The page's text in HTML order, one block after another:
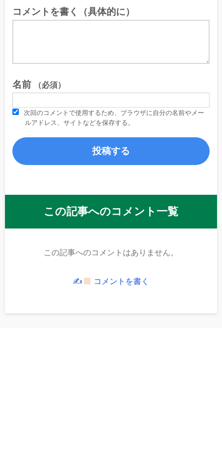
コメントを書く（具体的に）
名前 （必須）
次回のコメントで使用するため、ブラウザに自分の名前やメー
ルアドレス、サイトなどを保存する。
この記事へのコメント一覧
この記事へのコメントはありません。
✍ コメントを書く